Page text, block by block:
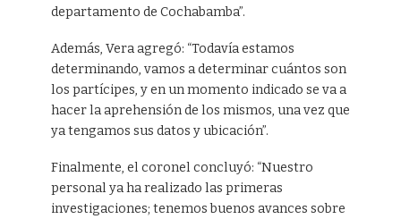
departamento de Cochabamba”.
Además, Vera agregó: “Todavía estamos
determinando, vamos a determinar cuántos son
los partícipes, y en un momento indicado se va a
hacer la aprehensión de los mismos, una vez que
ya tengamos sus datos y ubicación”.
Finalmente, el coronel concluyó: “Nuestro
personal ya ha realizado las primeras
investigaciones; tenemos buenos avances sobre